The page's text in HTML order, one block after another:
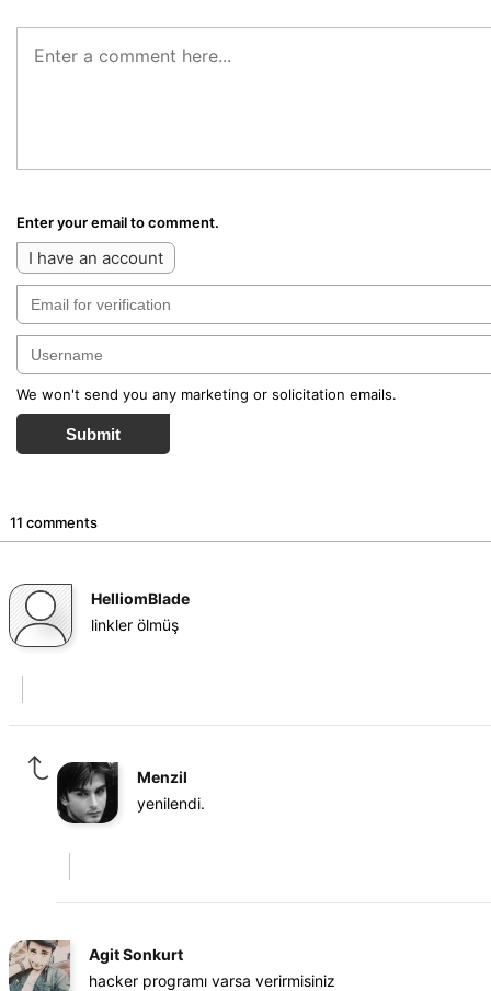
Enter your email to comment.
I have an account
We won't send you any marketing or solicitation emails.
Submit
11 comments
HelliomBlade
linkler ölmüş
Menzil
yenilendi.
Agit Sonkurt
hacker programı varsa verirmisiniz